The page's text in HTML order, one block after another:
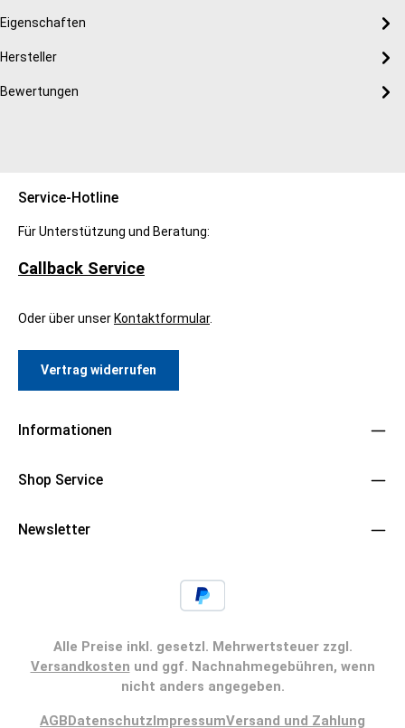
Eigenschaften
Hersteller
Bewertungen
Service-Hotline
Für Unterstützung und Beratung:
Callback Service
Oder über unserKontaktformular.
Vertrag widerrufen
Informationen
Shop Service
Newsletter
Alle Preise inkl. gesetzl. Mehrwertsteuer zzgl.
Versandkosten und ggf. Nachnahmegebühren, wenn
nicht anders angegeben.
AGBDatenschutzImpressumVersand und Zahlung